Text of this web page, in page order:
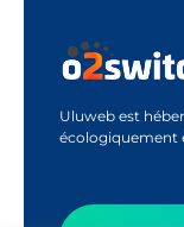
Uluweb est
écologiquement